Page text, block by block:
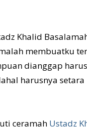
Khalid
membuatku
dianggap
harusnya setara
ceramah Ustadz